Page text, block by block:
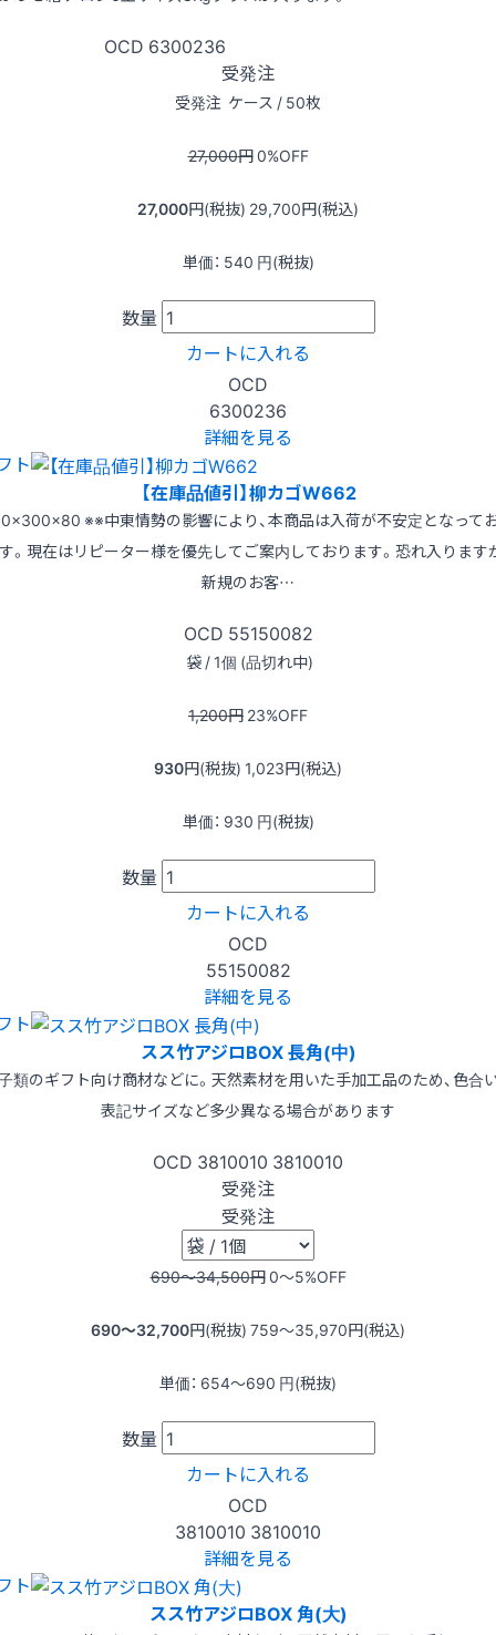
OCD 6300236
受発注
受発注 ケース / 50枚
27,000円0%OFF
27,000円(税抜) 29,700円(税込)
単価： 540 円(税抜)
数量
カートに入れる
OCD
6300236
詳細を見る
ト
【在庫品値引】柳カゴW662
※※中東情勢の影響により、本商品は入荷が不安定となって
。現在はリピーター様を優先してご案内しております。恐れ入ります
新規のお客…
OCD 55150082
袋 / 1個 (品切れ中)
1,200円 23%OFF
930円(税抜) 1,023円(税込)
単価： 930 円(税抜)
数量
カートに入れる
OCD
55150082
詳細を見る
ト
スス竹アジロBOX 長角(中)
類のギフト向け商材などに。天然素材を用いた手加工品のため、色合
表記サイズなど多少異なる場合があります
OCD 3810010 3810010
受発注
受発注
690〜34,500円0〜5%OFF
690〜32,700円(税抜) 759〜35,970円(税込)
単価： 654〜690 円(税抜)
数量
カートに入れる
OCD
3810010 3810010
詳細を見る
ト
スス竹アジロBOX 角(大)